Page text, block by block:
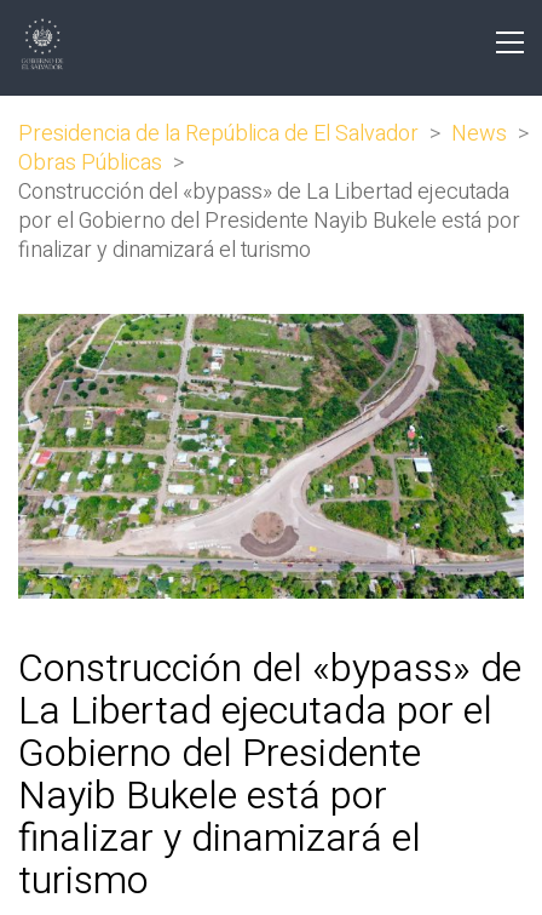
Presidencia de la República de El Salvador > News >
Obras Públicas >
Construcción del «bypass» de La Libertad ejecutada
por el Gobierno del Presidente Nayib Bukele está por
finalizar y dinamizará el turismo
Construcción del «bypass» de
La Libertad ejecutada por el
Gobierno del Presidente
Nayib Bukele está por
finalizar y dinamizará el
turismo